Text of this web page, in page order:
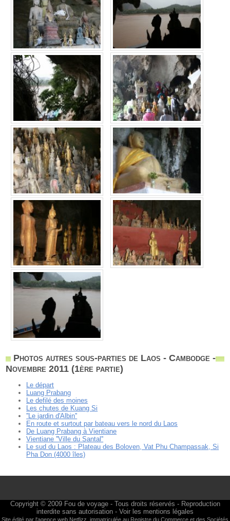
Photos autres sous-parties de Laos - Cambodge -
Novembre 2011 (1ère partie)
Le départ
Luang Prabang
Le defilé des moines
Les chutes de Kuang Si
''Le jardin d'Albin''
En route et surtout par bateau vers le nord du Laos
De Luang Prabang à Vientiane
Vientiane ''Ville du Santal''
Le sud du Laos : Plateau des Boloven, Vat Phu Champassak, Si
Pha Don (4000 îles)
Copyright © 2009 Fou de voyage- Tous droits réservés - Reproduction
interdite sans autorisation - Voir les mentions légales
Site édité par l'agence web Netfizz , immatriculée au Registre du Commerce et des Sociétés